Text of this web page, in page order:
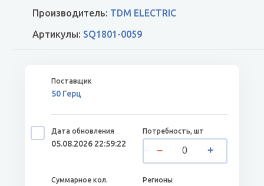
Производитель: TDM ELECTRIC
Артикулы: SQ1801-0059
50 Герц
05.08.2026 22:59:22